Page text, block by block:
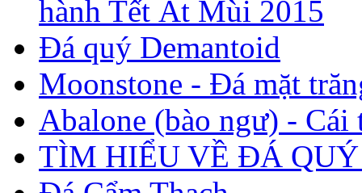
hành Tết Ất Mùi 2015
Đá quý Demantoid
Moonstone - Đá mặt
Abalone (bào ngư) - Cái
TÌM HIỂU VỀ ĐÁ QUÝ